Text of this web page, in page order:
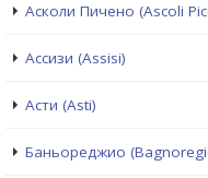
Асколи Пичено (Ascoli
Ассизи (Assisi)
Асти (Asti)
Баньореджио